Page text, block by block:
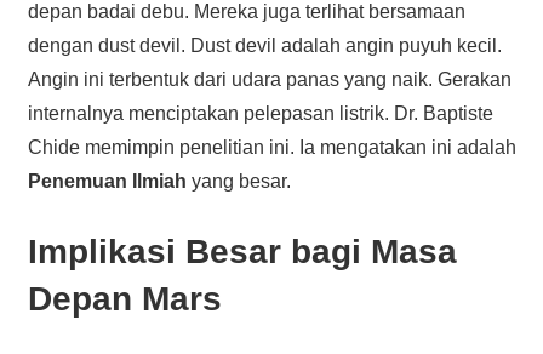
depan badai debu. Mereka juga terlihat bersamaan
dengan dust devil. Dust devil adalah angin puyuh kecil.
Angin ini terbentuk dari udara panas yang naik. Gerakan
internalnya menciptakan pelepasan listrik. Dr. Baptiste
Chide memimpin penelitian ini. Ia mengatakan ini adalah
Penemuan Ilmiah yang besar.
Implikasi Besar bagi Masa
Depan Mars